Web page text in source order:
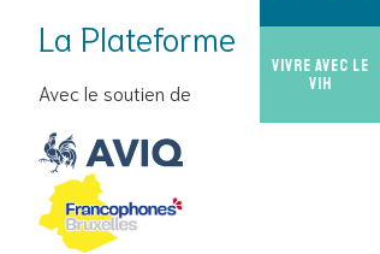
Vivre avec le
VIH
La Plateforme
Avec le soutien de